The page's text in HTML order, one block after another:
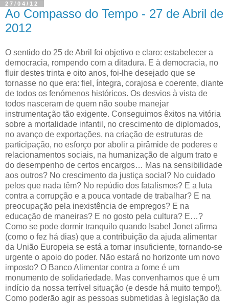
27/04/12
Ao Compasso do Tempo - 27 de Abril de
2012
O sentido do 25 de Abril foi objetivo e claro: estabelecer a
democracia, rompendo com a ditadura. E à democracia, no
fluir destes trinta e oito anos, foi-lhe desejado que se
tornasse no que era: fiel, íntegra, corajosa e coerente, diante
de todos os fenómenos históricos. Os desvios à vista de
todos nasceram de quem não soube manejar
instrumentação tão exigente. Conseguimos êxitos na vitória
sobre a mortalidade infantil, no crescimento de diplomados,
no avanço de exportações, na criação de estruturas de
participação, no esforço por abolir a pirâmide de poderes e
relacionamentos sociais, na humanização de algum trato e
do desempenho de certos encargos… Mas na sensibilidade
aos outros? No crescimento da justiça social? No cuidado
pelos que nada têm? No repúdio dos fatalismos? E a luta
contra a corrupção e a pouca vontade de trabalhar? E na
preocupação pela inexistência de empregos? E na
educação de maneiras? E no gosto pela cultura? E…?
Como se pode dormir tranquilo quando Isabel Jonet afirma
(como o fez há dias) que a contribuição da ajuda alimentar
da União Europeia se está a tornar insuficiente, tornando-se
urgente o apoio do poder. Não estará no horizonte um novo
imposto? O Banco Alimentar contra a fome é um
monumento de solidariedade. Mas convenhamos que é um
indício da nossa terrível situação (e desde há muito tempo!).
Como poderão agir as pessoas submetidas à legislação da